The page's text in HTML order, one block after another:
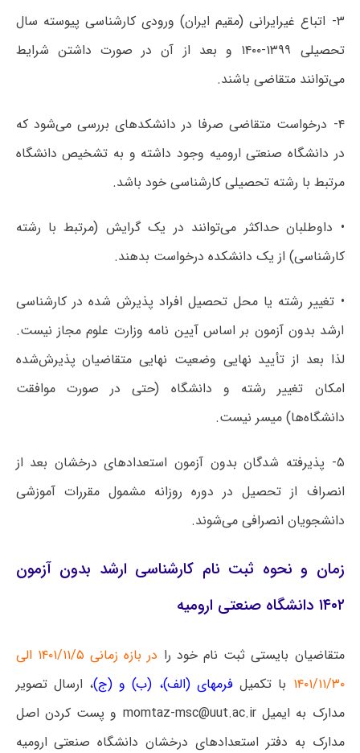
۳- اتباع غیرایرانی (مقیم ایران) ورودی کارشناسی پیوسته سال
تحصیلی ۱۳۹۹-۱۴۰۰ و بعد از آن در صورت داشتن شرایط
می‌توانند متقاضی باشند.
۴- درخواست متقاضی صرفا در دانشکدهای بررسی می‌شود که
در دانشگاه صنعتی ارومیه وجود داشته و به تشخیص دانشگاه
مرتبط با رشته تحصیلی کارشناسی خود باشد.
• داوطلبان حداکثر می‌توانند در یک گرایش (مرتبط با رشته
کارشناسی) از یک دانشکده درخواست بدهند.
• تغییر رشته یا محل تحصیل افراد پذیرش شده در کارشناسی
ارشد بدون آزمون بر اساس آیین نامه وزارت علوم مجاز نیست.
لذا بعد از تأیید نهایی وضعیت نهایی متقاضیان پذیرش‌شده
امکان تغییر رشته و دانشگاه (حتی در صورت موافقت
دانشگاه‌ها) میسر نیست.
۵- پذیرفته شدگان بدون آزمون استعدادهای درخشان بعد از
انصراف از تحصیل در دوره روزانه مشمول مقررات آموزشی
دانشجویان انصرافی می‌شوند.
زمان و نحوه ثبت نام کارشناسی ارشد بدون آزمون
۱۴۰۲ دانشگاه صنعتی ارومیه
متقاضیان بایستی ثبت نام خود را
در بازه زمانی ۱۴۰۱/۱۱/۵ الی
۱۴۰۱/۱۱/۳۰ با تکمیلفرمهای (الف)، (ب) و (ج)، ارسال تصویر
مدارک به ایمیل momtaz-msc@uut.ac.ir و پست کردن اصل
مدارک به دفتر استعدادهای درخشان دانشگاه صنعتی ارومیه